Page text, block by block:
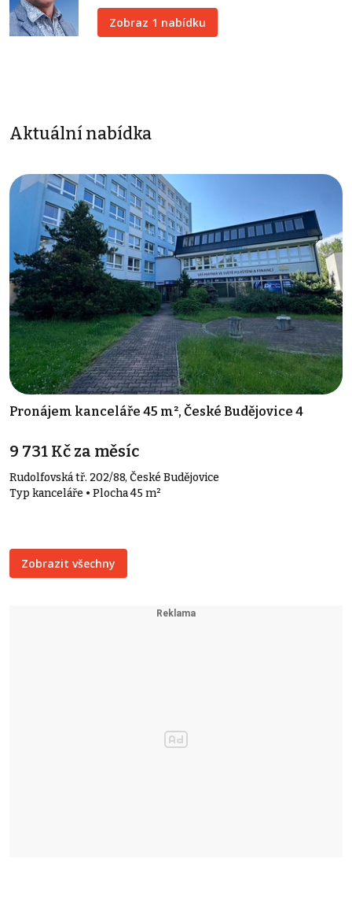
Zobraz 1 nabídku
Aktuální nabídka
Pronájem kanceláře 45 m², České Budějovice 4
9 731 Kč za měsíc
Rudolfovská tř. 202/88, České Budějovice
Typ kanceláře • Plocha 45 m²
Zobrazit všechny